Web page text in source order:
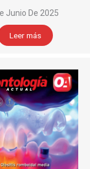
Junio De 2025
Leer más